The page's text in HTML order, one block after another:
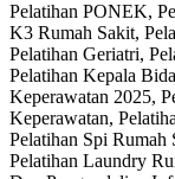
Pelatihan PONEK,
K3 Rumah Sakit,
Pelatihan Geriatri,
Pelatihan Kepala
Keperawatan 2025,
Keperawatan,
Pelatihan Spi Rumah
Pelatihan Laundry